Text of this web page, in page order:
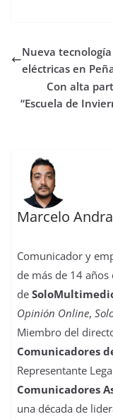
o
o
k
e
r
A
p
p
d
o
n
Nueva
eléctricas en
Con alta
“Escuela de
Marcelo
Comunicador y
de más de 14
de
Opinión Online,
Miembro del
Comunicadores
Representante
Comunicadores
una década de